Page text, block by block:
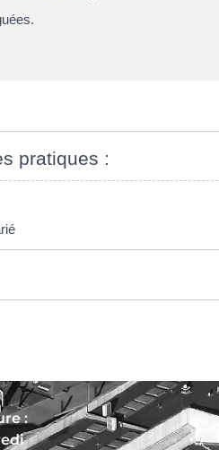
pratiques :
: